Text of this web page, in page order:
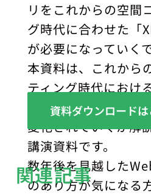
リをこれからの空間
グ時代に合わせた「
が必要になっていく
本資料は、これから
ティング時代におけ
コンテンツのUIにつ
変化されていくか解
講演資料です。
数年後を見越した
のあり方が気になる
資料ダウンロードは
関連記事